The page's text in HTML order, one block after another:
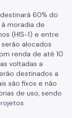
60% do
moradia de
(HIS-1) e entre
alocados
renda de até 10
voltadas a
destinados a
são fixos e não
de uso, sendo